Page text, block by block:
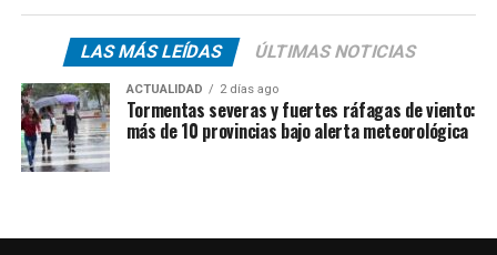
LAS MÁS LEÍDAS ÚLTIMAS NOTICIAS
ACTUALIDAD 2 días ago
Tormentas severas y fuertes ráfagas de viento:
más de 10 provincias bajo alerta meteorológica